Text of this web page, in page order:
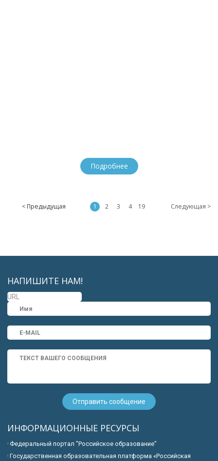
Подробнее
< Предыдущая 1 2 3 4 19 Следующая >
НАПИШИТЕ НАМ!
ИНФОРМАЦИОННЫЕ РЕСУРСЫ
Федеральный портал "Российское образование"
Государственная образовательная платформа «Российская